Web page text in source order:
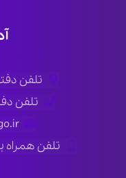
تلفن دفتر
تلفن دفتر
تلفن همراه بخش